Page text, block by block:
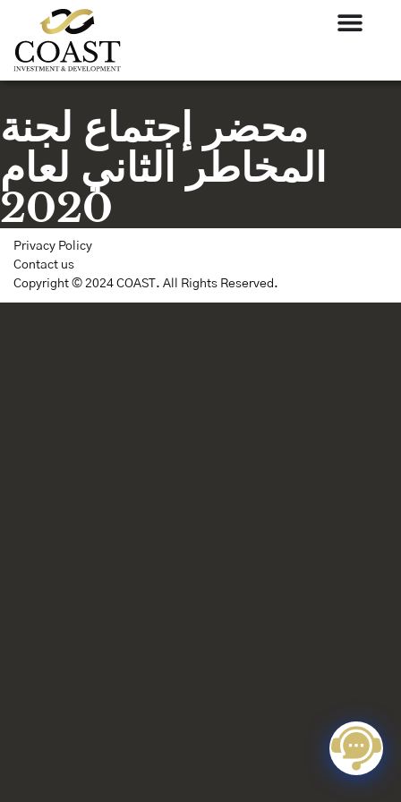
محضر إجتماع لجنة
المخاطر الثاني لعام
2020
Privacy Policy
Contact us
Copyright © 2024 COAST. All Rights Reserved.